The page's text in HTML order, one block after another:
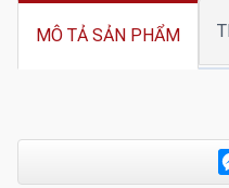
MÔ TẢ SẢN PHẨM